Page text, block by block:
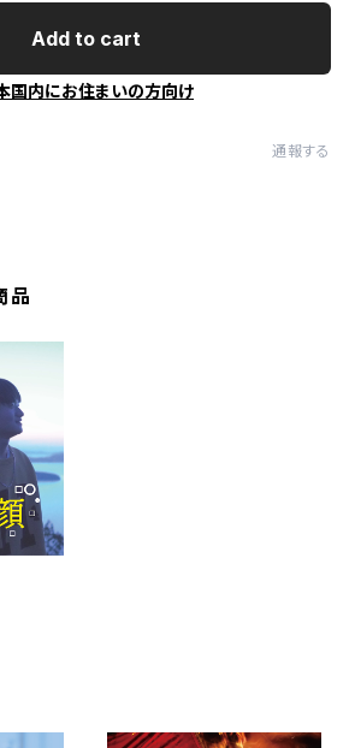
Add to cart
国内にお住まいの方向け
通報する
品